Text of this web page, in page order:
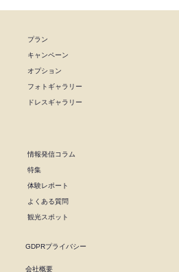
プラン
キャンペーン
オプション
フォトギャラリー
ドレスギャラリー
情報発信コラム
特集
体験レポート
よくある質問
観光スポット
GDPRプライバシー
会社概要